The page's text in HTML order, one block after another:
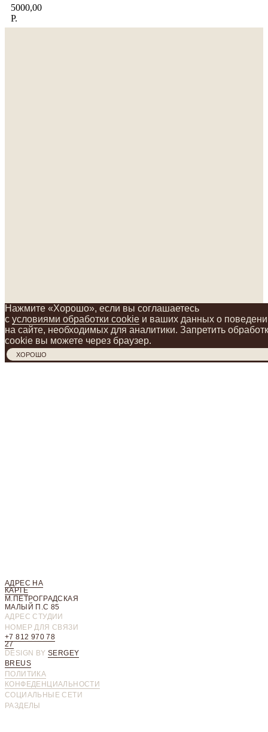
5000,00
Р.
АДРЕС НА
КАРТЕ
М.ПЕТРОГРАДСКАЯ
МАЛЫЙ П.С 85
АДРЕС СТУДИИ
НОМЕР ДЛЯ СВЯЗИ
+7 812 970 78
27
DESIGN BYSERGEY
BREUS
ПОЛИТИКА
КОНФЕДЕНЦИАЛЬНОСТИ
CОЦИАЛЬНЫЕ СЕТИ
РАЗДЕЛЫ
Нажмите «Хорошо», если вы соглашаетесь
с условиями обработки cookie и ваших данных о
на сайте, необходимых для аналитики. Запретить
cookie вы можете через браузер.
ХОРОШО